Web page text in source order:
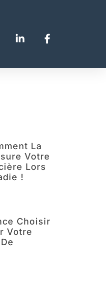
La
Votre
Lors
!
Choisir
Votre